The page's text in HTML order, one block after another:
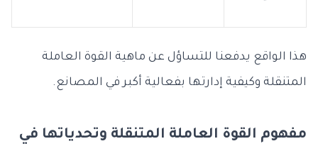
هذا الواقع يدفعنا للتساؤل عن ماهية القوة العاملة
المتنقلة وكيفية إدارتها بفعالية أكبر في المصانع.
مفهوم القوة العاملة المتنقلة وتحدياتها في